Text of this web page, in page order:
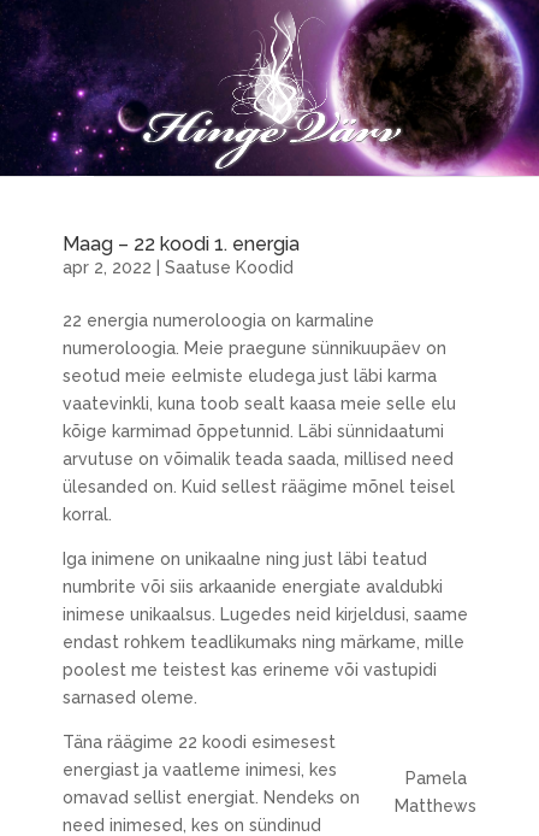
Maag – 22 koodi 1. energia
apr 2, 2022 Saatuse Koodid
22 energia numeroloogia on karmaline
numeroloogia. Meie praegune sünnikuupäev on
seotud meie eelmiste eludega just läbi karma
vaatevinkli, kuna toob sealt kaasa meie selle elu
kõige karmimad õppetunnid. Läbi sünnidaatumi
arvutuse on võimalik teada saada, millised need
ülesanded on. Kuid sellest räägime mõnel teisel
korral.
Iga inimene on unikaalne ning just läbi teatud
numbrite või siis arkaanide energiate avaldubki
inimese unikaalsus. Lugedes neid kirjeldusi, saame
endast rohkem teadlikumaks ning märkame, mille
poolest me teistest kas erineme või vastupidi
sarnased oleme.
Pamela
Matthews
Täna räägime 22 koodi esimesest
energiast ja vaatleme inimesi, kes
omavad sellist energiat. Nendeks on
need inimesed, kes on sündinud